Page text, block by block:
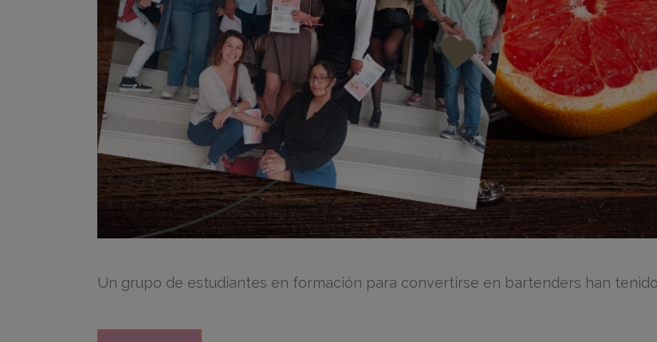
Un grupo de estudiantes en formación para convertirse en bartenders han